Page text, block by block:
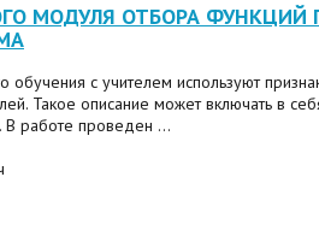
МОДУЛЯ ОТБОРА ФУНКЦИЙ
с учителем используют
Такое описание может включать в
В работе проведен ...